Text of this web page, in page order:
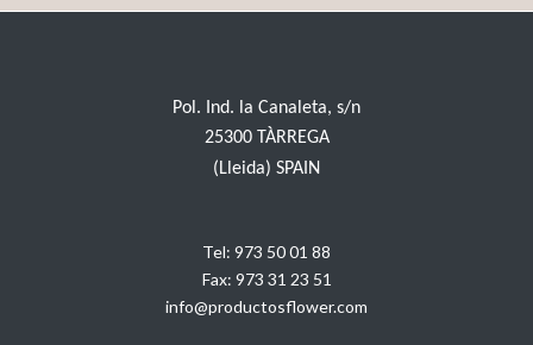
Pol. Ind. la Canaleta, s/n
25300 TÀRREGA
(Lleida) SPAIN
Tel: 973 50 01 88
Fax: 973 31 23 51
info@productosflower.com